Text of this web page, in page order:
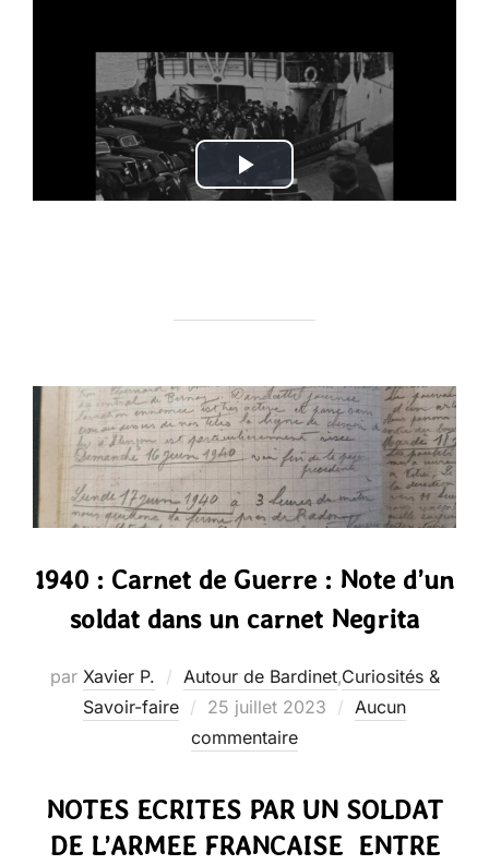
1940 : Carnet de Guerre : Note d’un
soldat dans un carnet Negrita
par Xavier P. Autour de Bardinet,Curiosités &
Savoir-faire
Publié
le
25 juillet 2023
Aucun
commentaire
NOTES ECRITES PAR UN SOLDAT
DE L’ARMEE FRANCAISE ENTRE